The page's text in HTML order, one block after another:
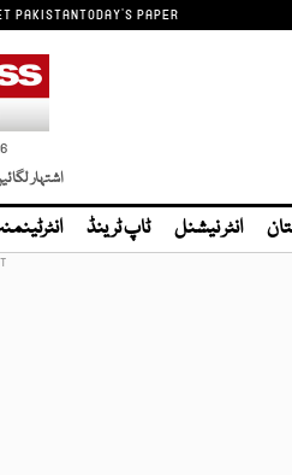
PAKISTANTODAY'S PAPER
اشتہار
انٹر نیشنل ٹاپ ٹرینڈ